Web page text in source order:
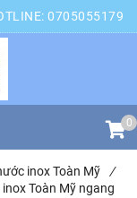
0705055179
0
inox Toàn Mỹ
/
inox Toàn Mỹ ngang